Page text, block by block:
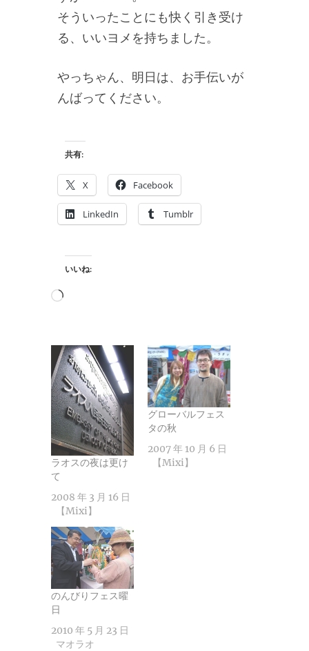
そういったことにも快く引き受け
る、いいヨメを持ちました。
やっちゃん、明日は、お手伝いが
んばってください。
共有:
X Facebook
LinkedIn Tumblr
いいね:
読
中…
ラオスの夜は更け
て
2008 年 3 月 16 日
【Mixi】
グローバルフェス
タの秋
2007 年 10 月 6 日
【Mixi】
のんびりフェス曜
日
2010 年 5 月 23 日
マオラオ